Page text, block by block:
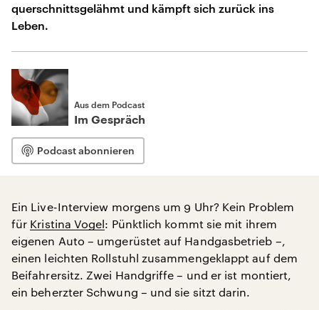
querschnittsgelähmt und kämpft sich zurück ins
Leben.
Aus dem Podcast
Im Gespräch
Podcast abonnieren
Ein Live-Interview morgens um 9 Uhr? Kein Problem
für Kristina Vogel: Pünktlich kommt sie mit ihrem
eigenen Auto – umgerüstet auf Handgasbetrieb –,
einen leichten Rollstuhl zusammengeklappt auf dem
Beifahrersitz. Zwei Handgriffe – und er ist montiert,
ein beherzter Schwung – und sie sitzt darin.